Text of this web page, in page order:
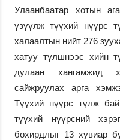
Улаанбаатар хотын
үзүүлж түүхий нүүрс
халаалтын нийт 276
хатуу түлшнээс хийн
дулаан хангамжид
сайжруулах арга
Түүхий нүүрс түлж
түүхий нүүрсний
бохирдлыг 13 хувиар